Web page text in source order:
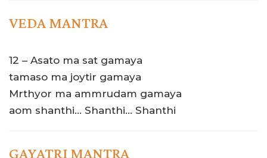
VEDA MANTRA
12 – Asato ma sat gamaya
tamaso ma joytir gamaya
Mrthyor ma ammrudam gamaya
aom shanthi… Shanthi… Shanthi
GAYATRI MANTRA